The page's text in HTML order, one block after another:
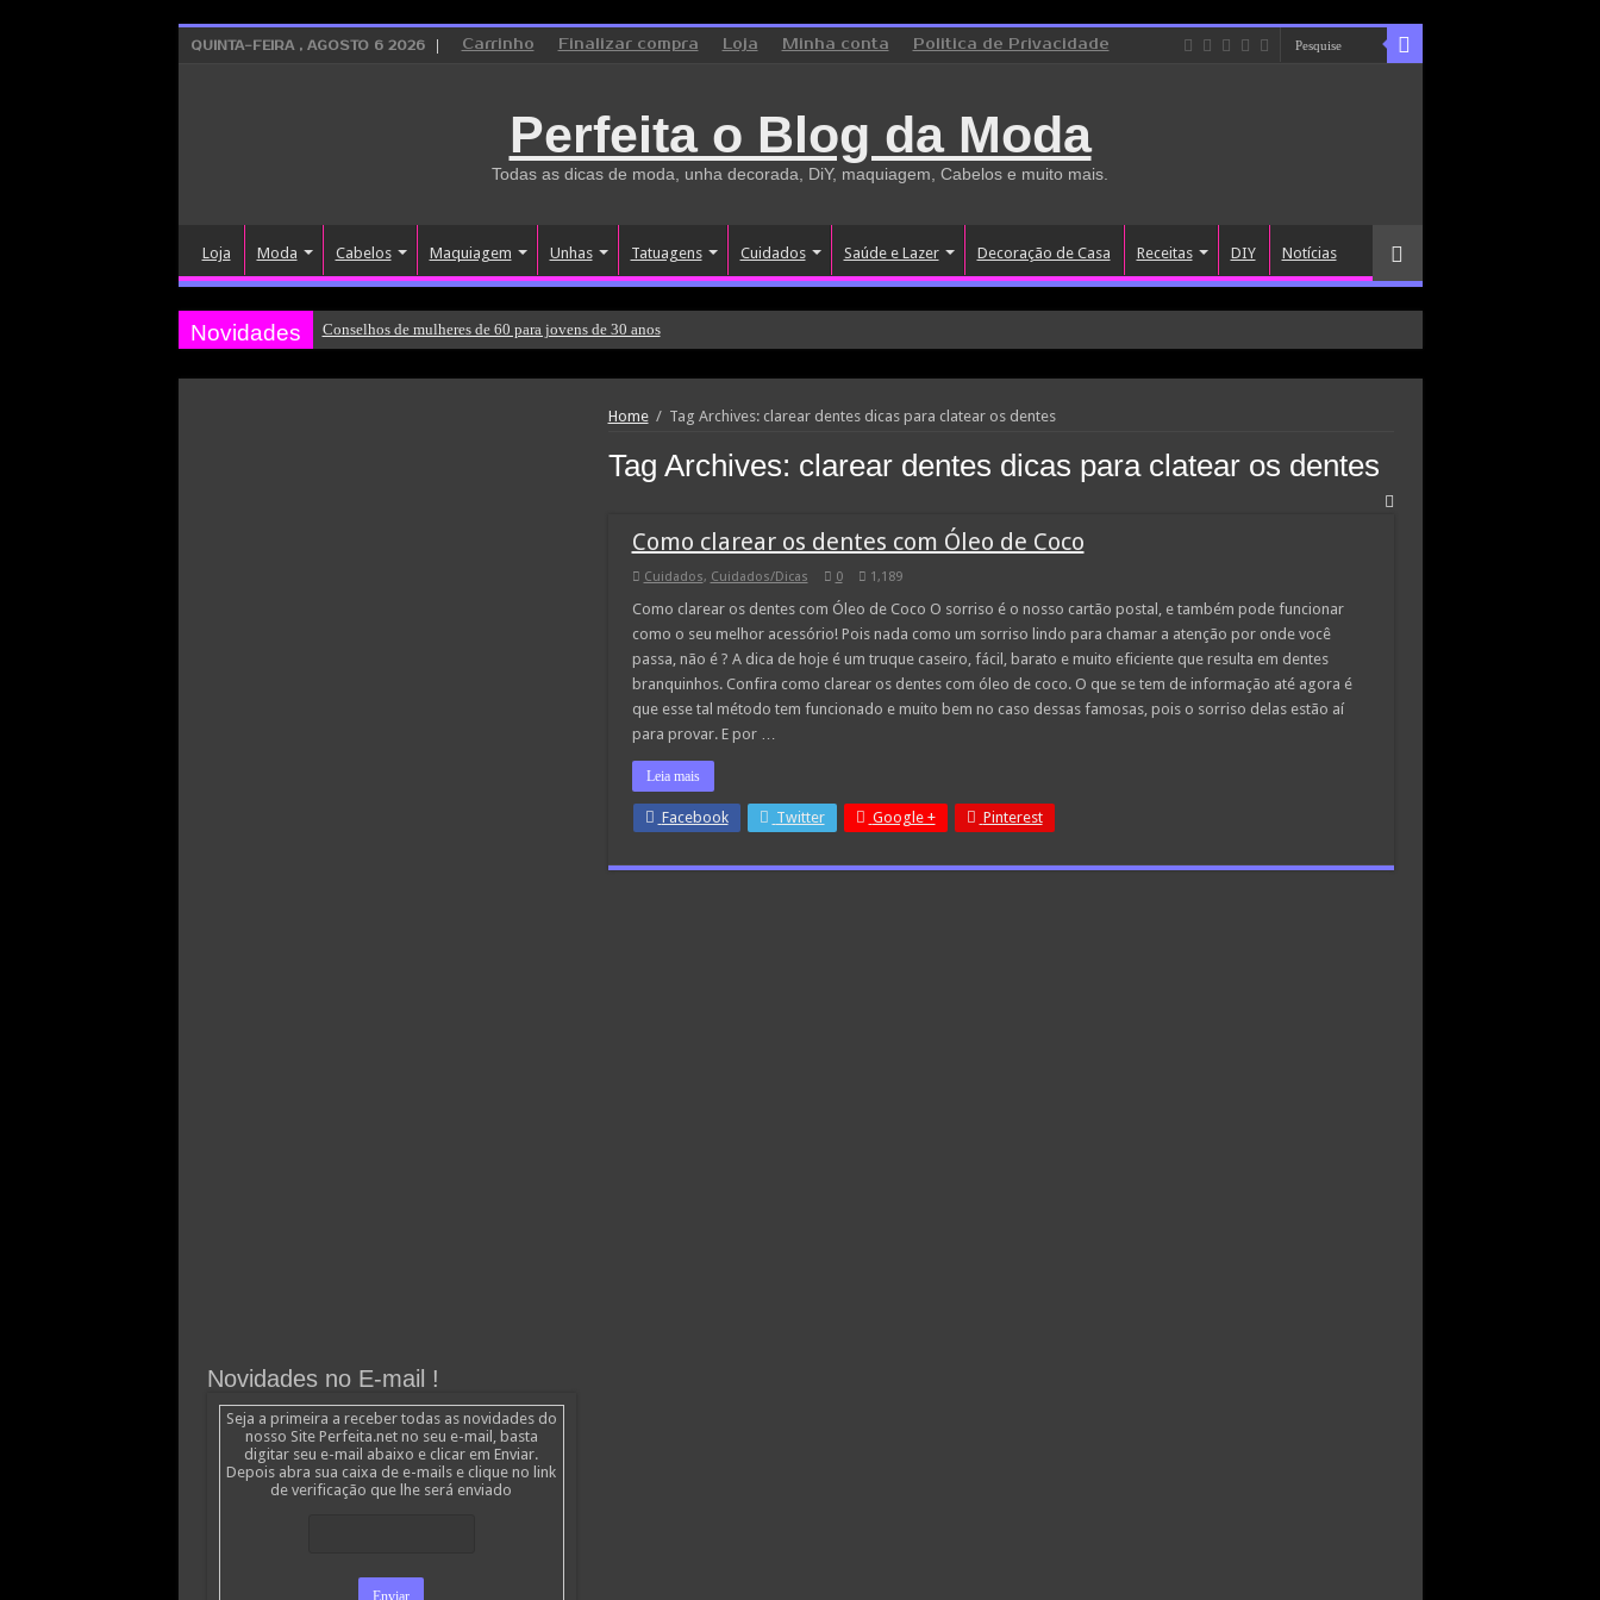
QUINTA-FEIRA , AGOSTO 6 2026 Carrinho Finalizar compra Loja Minha conta Politica de Privacidade
Perfeita o Blog da Moda
Todas as dicas de moda, unha decorada, DiY, maquiagem, Cabelos e muito mais.
Loja Moda Cabelos Maquiagem Unhas Tatuagens Cuidados Saúde e Lazer Decoração de Casa Receitas DIY Notícias
Novidades Conselhos de mulheres de 60 para jovens de 30 anos
Home / Tag Archives: clarear dentes dicas para clatear os dentes
Tag Archives: clarear dentes dicas para clatear os dentes
Como clarear os dentes com Óleo de Coco
Cuidados, Cuidados/Dicas 0 1,189
Como clarear os dentes com Óleo de Coco O sorriso é o nosso cartão postal, e também pode funcionar
como o seu melhor acessório! Pois nada como um sorriso lindo para chamar a atenção por onde você
passa, não é ? A dica de hoje é um truque caseiro, fácil, barato e muito eficiente que resulta em dentes
branquinhos. Confira como clarear os dentes com óleo de coco. O que se tem de informação até agora é
que esse tal método tem funcionado e muito bem no caso dessas famosas, pois o sorriso delas estão aí
para provar. E por …
Leia mais
Facebook Twitter Google + Pinterest
Novidades no E-mail !
Seja a primeira a receber todas as novidades do
nosso Site Perfeita.net no seu e-mail, basta
digitar seu e-mail abaixo e clicar em Enviar.
Depois abra sua caixa de e-mails e clique no link
de verificação que lhe será enviado